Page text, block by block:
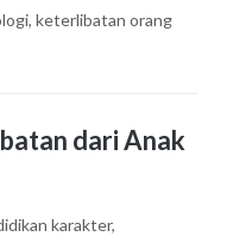
keterlibatan orang
dari Anak
karakter,